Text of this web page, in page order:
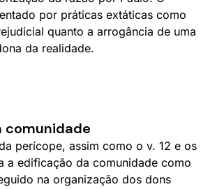
por práticas extáticas como
quanto a arrogância de uma
da realidade.
comunidade
perícope, assim como o v. 12 e os
a edificação da comunidade como
na organização dos dons